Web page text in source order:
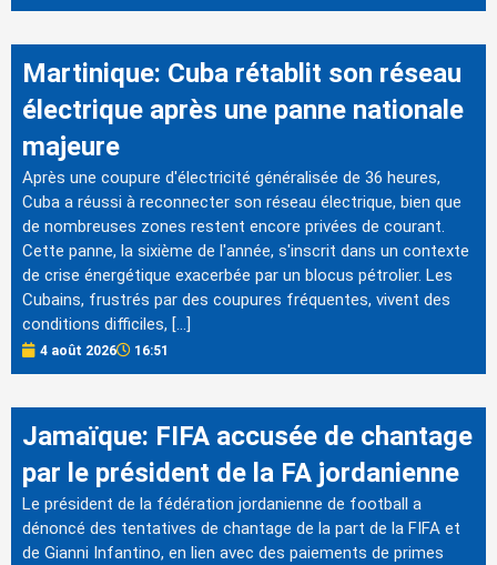
Martinique: Cuba rétablit son réseau
électrique après une panne nationale
majeure
Après une coupure d'électricité généralisée de 36 heures,
Cuba a réussi à reconnecter son réseau électrique, bien que
de nombreuses zones restent encore privées de courant.
Cette panne, la sixième de l'année, s'inscrit dans un contexte
de crise énergétique exacerbée par un blocus pétrolier. Les
Cubains, frustrés par des coupures fréquentes, vivent des
conditions difficiles, […]
4 août 2026 16:51
Jamaïque: FIFA accusée de chantage
par le président de la FA jordanienne
Le président de la fédération jordanienne de football a
dénoncé des tentatives de chantage de la part de la FIFA et
de Gianni Infantino, en lien avec des paiements de primes